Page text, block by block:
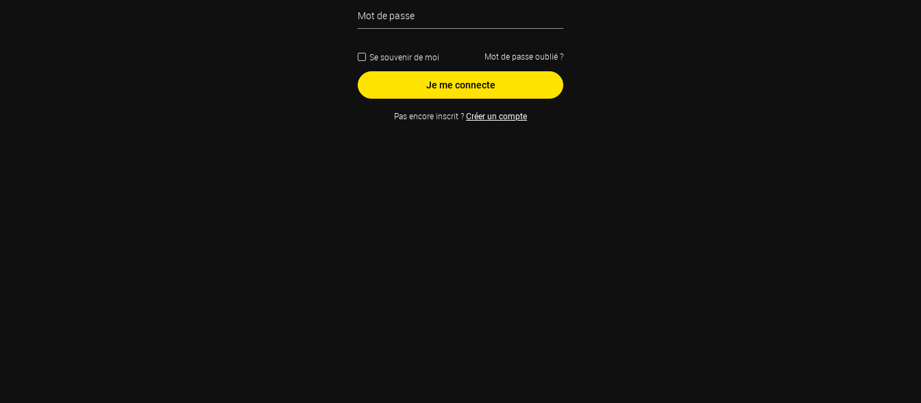
Mot de passe
Se souvenir de moi Mot de passe oublié ?
Je me connecte
Pas encore inscrit ? Créer un compte